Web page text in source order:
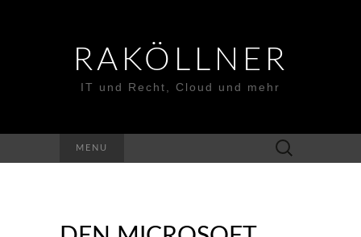
RAKÖLLNER
IT und Recht, Cloud und mehr
MENU
Suchen
nach: